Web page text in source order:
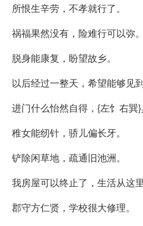
所恨生辛劳，不孝就行了。
祸福果然没有，险难行可以弥。
脱身能康复，盼望故乡。
以后经过一整天，希望能够见到
进门什么怡然自得，{左饣右巽}
稚女能纫针，骄儿偏长牙。
铲除闲草地，疏通旧池洲。
我房屋可以终止了，生活从这里
郡守方仁贤，学校很大修理。